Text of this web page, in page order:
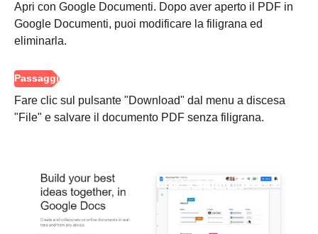
Passo 1.
Apri con Google Documenti. Dopo aver aperto il PDF in
Google Documenti, puoi modificare la filigrana ed
eliminarla.
Fare clic sul pulsante "Download" dal menu a discesa
"File" e salvare il documento PDF senza filigrana.